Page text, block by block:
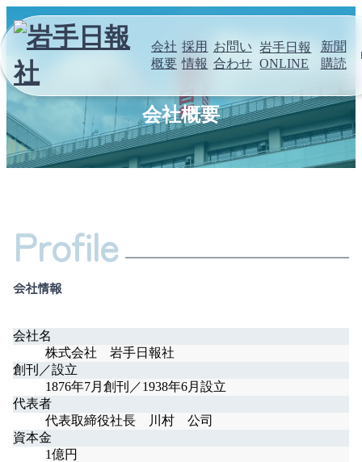
会社
概要
採用
情報
お問い
合わせ
岩手日報
ONLINE
新聞
購読
会社概要
Profile
会社情報
会社名
株式会社 岩手日報社
創刊／設立
1876年7月創刊／1938年6月設立
代表者
代表取締役社長 川村 公司
資本金
1億円